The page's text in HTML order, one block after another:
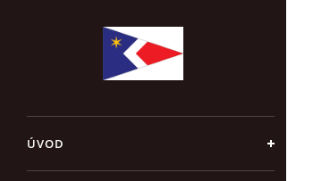
ÚVOD